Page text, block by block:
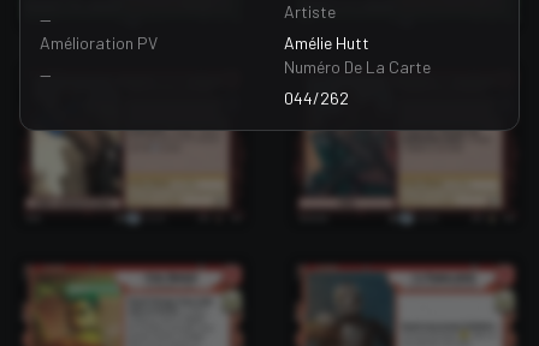
—
Amélioration PV
—
Artiste
Amélie Hutt
Numéro De La Carte
044/262